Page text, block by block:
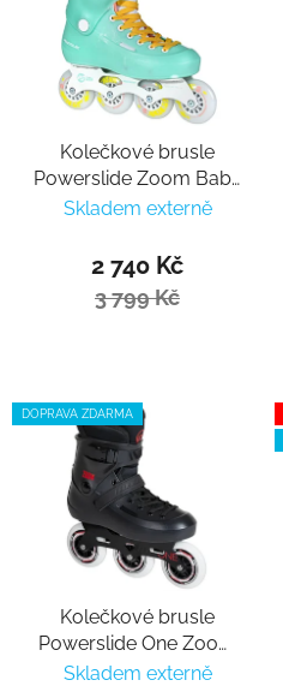
Kolečkové brusle
Powerslide Zoom Baby
Blue 80
Skladem externě
2 740 Kč
3 799 Kč
DOPRAVA ZDARMA
Kolečkové brusle
Powerslide One Zoom
Black 100
Skladem externě